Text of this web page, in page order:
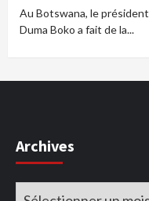
Au Botswana, le président
Duma Boko a fait de la...
Archives
Archives